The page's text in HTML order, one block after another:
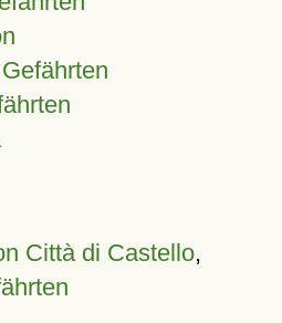
Città di Castello,